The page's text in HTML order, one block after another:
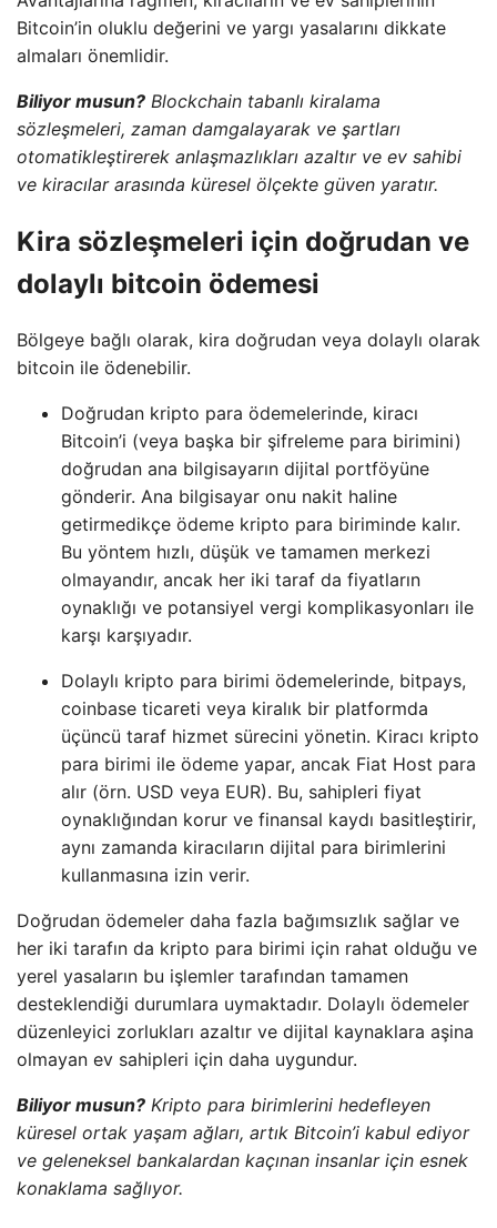
Bitcoin’in oluklu değerini ve yargı yasalarını dikkate
almaları önemlidir.
Biliyor musun? Blockchain tabanlı kiralama
sözleşmeleri, zaman damgalayarak ve şartları
otomatikleştirerek anlaşmazlıkları azaltır ve ev sahibi
ve kiracılar arasında küresel ölçekte güven yaratır.
Kira sözleşmeleri için doğrudan ve
dolaylı bitcoin ödemesi
Bölgeye bağlı olarak, kira doğrudan veya dolaylı olarak
bitcoin ile ödenebilir.
Doğrudan kripto para ödemelerinde, kiracı
Bitcoin’i (veya başka bir şifreleme para birimini)
doğrudan ana bilgisayarın dijital portföyüne
gönderir. Ana bilgisayar onu nakit haline
getirmedikçe ödeme kripto para biriminde kalır.
Bu yöntem hızlı, düşük ve tamamen merkezi
olmayandır, ancak her iki taraf da fiyatların
oynaklığı ve potansiyel vergi komplikasyonları ile
karşı karşıyadır.
Dolaylı kripto para birimi ödemelerinde, bitpays,
coinbase ticareti veya kiralık bir platformda
üçüncü taraf hizmet sürecini yönetin. Kiracı kripto
para birimi ile ödeme yapar, ancak Fiat Host para
alır (örn. USD veya EUR). Bu, sahipleri fiyat
oynaklığından korur ve finansal kaydı basitleştirir,
aynı zamanda kiracıların dijital para birimlerini
kullanmasına izin verir.
Doğrudan ödemeler daha fazla bağımsızlık sağlar ve
her iki tarafın da kripto para birimi için rahat olduğu ve
yerel yasaların bu işlemler tarafından tamamen
desteklendiği durumlara uymaktadır. Dolaylı ödemeler
düzenleyici zorlukları azaltır ve dijital kaynaklara aşina
olmayan ev sahipleri için daha uygundur.
Biliyor musun? Kripto para birimlerini hedefleyen
küresel ortak yaşam ağları, artık Bitcoin’i kabul ediyor
ve geleneksel bankalardan kaçınan insanlar için esnek
konaklama sağlıyor.